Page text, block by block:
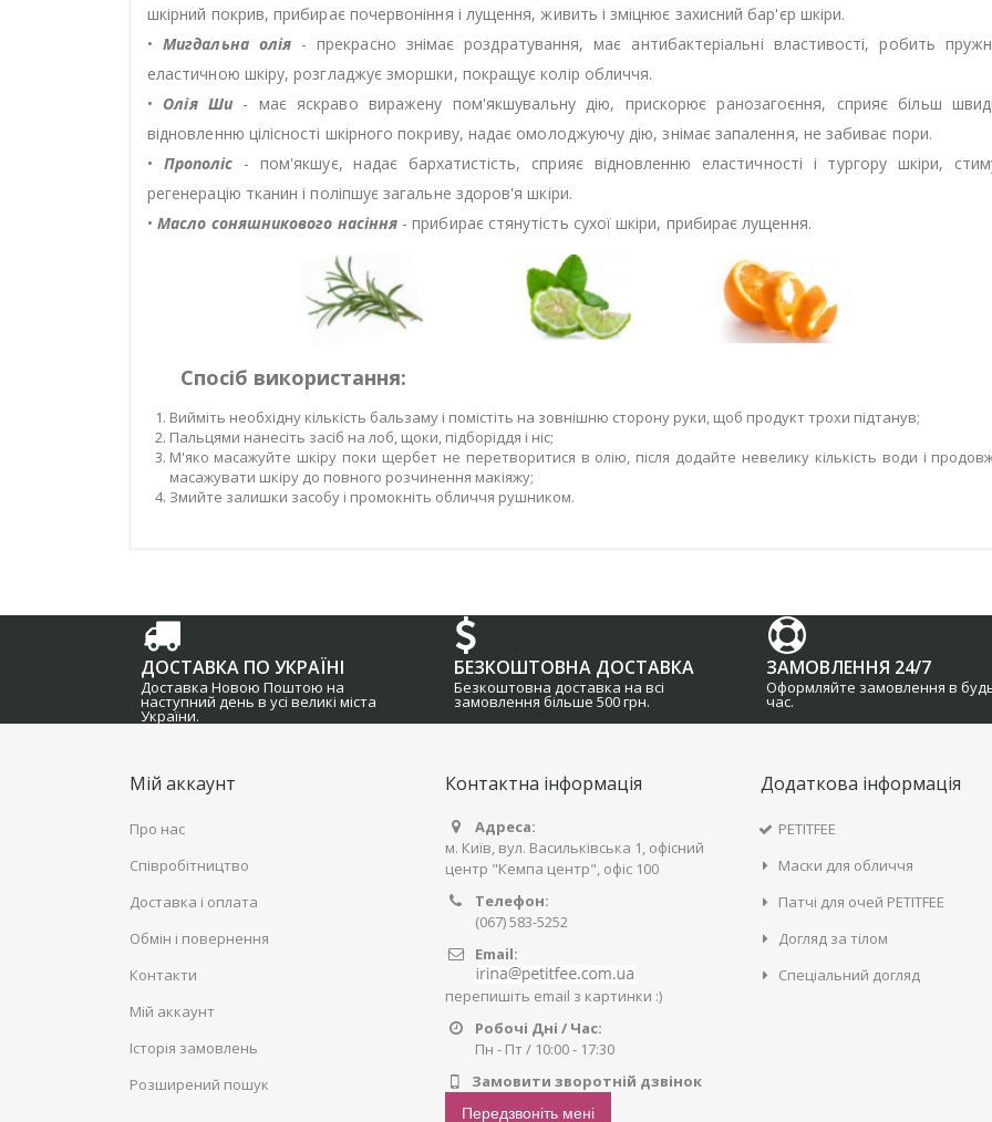
шкірний покрив, прибирає почервоніння і лущення, живить і зміцнює захисний бар'єр шкіри.
•Мигдальна олія - прекрасно знімає роздратування, має антибактеріальні властивості, робить
еластичною шкіру, розгладжує зморшки, покращує колір обличчя.
• Олія Ши - має яскраво виражену пом'якшувальну дію, прискорює ранозагоєння, сприяє більш
відновленню цілісності шкірного покриву, надає омолоджуючу дію, знімає запалення, не забиває пори.
• Прополіс - пом'якшує, надає бархатистість, сприяє відновленню еластичності і тургору шкіри,
регенерацію тканин і поліпшує загальне здоров'я шкіри.
•Масло соняшникового насіння - прибирає стянутість сухої шкіри, прибирає лущення.
Спосіб використання:
Вийміть необхідну кількість бальзаму і помістіть на зовнішню сторону руки, щоб продукт трохи підтанув;
Пальцями нанесіть засіб на лоб, щоки, підборіддя і ніс;
М'яко масажуйте шкіру поки щербет не перетворитися в олію, після додайте невелику кількість води і
масажувати шкіру до повного розчинення макіяжу;
Змийте залишки засобу і промокніть обличчя рушником.
ДОСТАВКА ПО УКРАЇНІ
Доставка Новою Поштою на
наступний день в усі великі міста
України.
БЕЗКОШТОВНА ДОСТАВКА
Безкоштовна доставка на всі
замовлення більше 500 грн.
ЗАМОВЛЕННЯ 24/7
Оформляйте замовлення в
час.
Мій аккаунт
Про нас
Співробітництво
Доставка і оплата
Обмін і повернення
Контакти
Мій аккаунт
Історія замовлень
Розширений пошук
Контактна інформація
Адреса:
м. Київ, вул. Васильківська 1, офісний
центр "Кемпа центр", офіс 100
Телефон:
(067) 583-5252
Email:
перепишіть email з картинки :)
Робочі Дні / Час:
Пн - Пт / 10:00 - 17:30
Замовити зворотній дзвінок
Передзвоніть мені
Додаткова інформація
PETITFEE
Маски для обличчя
Патчі для очей PETITFEE
Догляд за тілом
Спеціальний догляд